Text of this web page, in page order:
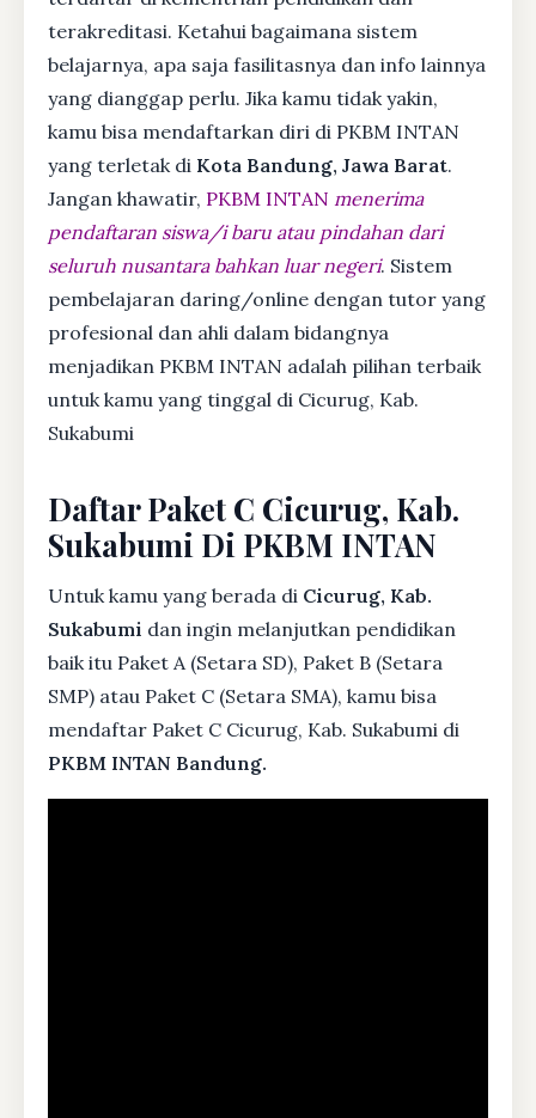
terakreditasi. Ketahui bagaimana sistem
belajarnya, apa saja fasilitasnya dan info lainnya
yang dianggap perlu. Jika kamu tidak yakin,
kamu bisa mendaftarkan diri di PKBM INTAN
yang terletak di Kota Bandung, Jawa Barat.
Jangan khawatir, PKBM INTAN menerima
pendaftaran siswa/i baru atau pindahan dari
seluruh nusantara bahkan luar negeri. Sistem
pembelajaran daring/online dengan tutor yang
profesional dan ahli dalam bidangnya
menjadikan PKBM INTAN adalah pilihan terbaik
untuk kamu yang tinggal di Cicurug, Kab.
Sukabumi
Daftar Paket C Cicurug, Kab.
Sukabumi Di PKBM INTAN
Untuk kamu yang berada di Cicurug, Kab.
Sukabumi dan ingin melanjutkan pendidikan
baik itu Paket A (Setara SD), Paket B (Setara
SMP) atau Paket C (Setara SMA), kamu bisa
mendaftar Paket C Cicurug, Kab. Sukabumi di
PKBM INTAN Bandung.